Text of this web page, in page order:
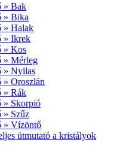
» Bak
» Bika
» Halak
» Ikrek
» Kos
» Mérleg
» Nyilas
» Oroszlán
» Rák
» Skorpió
» Szűz
» Vízöntő
útmutató a kristályok